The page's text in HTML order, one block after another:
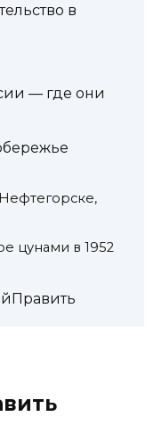
в
— где они
цунами в 1952